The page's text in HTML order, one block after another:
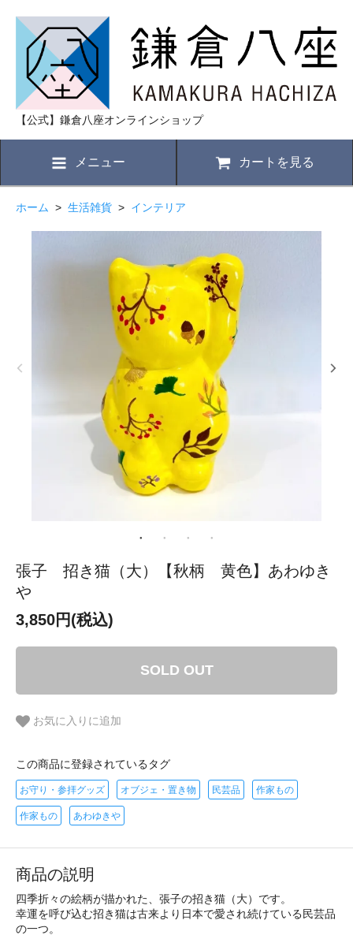
【公式】鎌倉八座オンラインショップ
メニュー カートを見る
ホーム > 生活雑貨 > インテリア
張子 招き猫（大）【秋柄 黄色】あわゆき
や
3,850円(税込)
SOLD OUT
お気に入りに追加
この商品に登録されているタグ
お守り・参拝グッズ オブジェ・置き物 民芸品 作家もの
作家もの あわゆきや
商品の説明
四季折々の絵柄が描かれた、張子の招き猫（大）です。
幸運を呼び込む招き猫は古来より日本で愛され続けている民芸品
の一つ。